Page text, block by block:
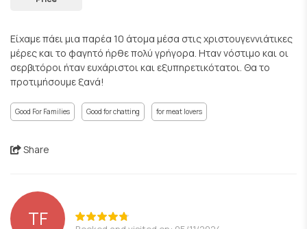
Είχαμε πάει μια παρέα 10 άτομα μέσα στις χριστουγεννιάτικες
μέρες και το φαγητό ήρθε πολύ γρήγορα. Ηταν νόστιμο και οι
σερβιτόροι ήταν ευχάριστοι και εξυπηρετικότατοι. Θα το
προτιμήσουμε ξανά!
Good For Families Good for chatting for meat lovers
Share
TF